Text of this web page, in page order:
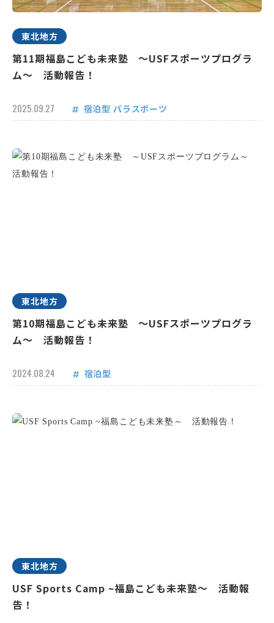
東北地方
第11期福島こども未来塾 ～USFスポーツプログラ
ム～ 活動報告！
2025.09.27 宿泊型 パラスポーツ
東北地方
第10期福島こども未来塾 ～USFスポーツプログラ
ム～ 活動報告！
2024.08.24 宿泊型
東北地方
USF Sports Camp ~福島こども未来塾～ 活動報
告！